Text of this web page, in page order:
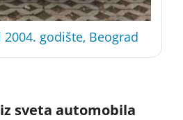
godište, Beograd
sveta automobila